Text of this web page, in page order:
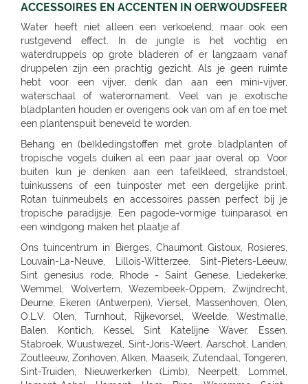
ACCESSOIRES EN ACCENTEN IN OERWOUDSFEER
Water heeft niet alleen een verkoelend, maar ook een
rustgevend effect. In de jungle is het vochtig en
waterdruppels op grote bladeren of er langzaam vanaf
druppelen zijn een prachtig gezicht. Als je geen ruimte
hebt voor een vijver, denk dan aan een mini-vijver,
waterschaal of waterornament. Veel van je exotische
bladplanten houden er overigens ook van om af en toe met
een plantenspuit beneveld te worden.
Behang en (be)kledingstoffen met grote bladplanten of
tropische vogels duiken al een paar jaar overal op. Voor
buiten kun je denken aan een tafelkleed, strandstoel,
tuinkussens of een tuinposter met een dergelijke print.
Rotan tuinmeubels en accessoires passen perfect bij je
tropische paradijsje. Een pagode-vormige tuinparasol en
een windgong maken het plaatje af.
Ons tuincentrum in Bierges, Chaumont Gistoux, Rosieres, Louvain-La-Neuve, Lillois-Witterzee, Sint-Pieters-Leeuw, Sint genesius rode, Rhode - Saint Genese, Liedekerke, Wemmel, Wolvertem, Wezembeek-Oppem, Zwijndrecht, Deurne, Ekeren (Antwerpen), Viersel, Massenhoven, Olen, O.L.V. Olen, Turnhout, Rijkevorsel, Weelde, Westmalle, Balen, Kontich, Kessel, Sint Katelijne Waver, Essen, Stabroek, Wuustwezel, Sint-Joris-Weert, Aarschot, Landen, Zoutleeuw, Zonhoven, Alken, Maaseik, Zutendaal, Tongeren, Sint-Truiden, Nieuwerkerken (Limb), Neerpelt, Lommel, Hamont-Achel, Hamont, Ham, Bree, Waremme, Saint-Georges-Sur-Meuse, Dalhem, Herbesthal (Lontzen), Butgenbach, Saint-Vith, Malmedy, Gembloux, Tamines, Naninne, Montignies Sur Sambre, Gozee, Beho Gouvy, Breuvanne, Aubange, Soignies, Carnieres, Chapelle-Lez-Herlaimont, Tournai, Barry (Tournai), Ath, Oostkamp, Sint-Andries, Sint-Andries Brugge, Gistel, Zwevegem, Wevelgem, Ruiselede, Ardooie, Lendelede, Dadizele, St Jan Ieper, Rekkem, Sint Niklaas, Beveren-Waas, Ninove, Meerbeke, BRAKEL, Zingem Huise, Deinze, Aalter, Lovendegem, Maldegem, Dresden - Gompitz, Dresden, SCHÖNFELD-WEIßIG, RADEBEUL, Radeberg, Ottendorf-Okrilla, MEISSEN, FREITAL, Bannewitz, PIRNA, KAMENZ, SENFTENBERG, LAUCHHAMMER, BAUTZEN, LÖBAU, EBERSBACH, ZITTAU, GÖRLITZ, Niesky, HOYERSWERDA, COTTBUS, SPREMBERG, FORST, LUBBENAU, Massen-Finsterwalde, Finsterwalde, LEIPZIG, Leipzig Plagwitz, LEIPZIG-ENGELSDORF, Erfurt-Schmira, MARKKLEEBERG, GRIMMA, DÖBELN, OSCHATZ, Bennewitz, TORGAU, HERZBERG, HALLE, HALLE-TROTHA, HALLE SILBERHÖHE, MERSEBURG, BERNBURG / SAALE, QUEDLINBURG, Naumburg, WEISSENFELS, GRAEFENHAINICHEN, Rosslau, LUTHERST. WITTENBERG, Jessen / Elster, SAALFELD, PÖßNECK, JENA, ZWICKAU, RODEWISCH, ZWONITZ, SCHWARZENBERG, GLAUCHAU, MEERANE, REICHENBACH, CHEMNITZ, RÖHRSDORF (CHEMNITZ), ANNABERG-BUCHHOLZ, MARIENBERG, FREIBERG, BERLIN-FRIEDRICHSHAIN, Berlin-Lichtenberg, Berlin, BERLIN-NEUKÖLLN, BERLIN-PANKOW, BERLIN-REINICKENDORF, Berlin-Dahlem, POTSDAM-BORNIM, POTSDAM, TELTOW, STAHNSDORF, DALLGOW-DÖBERITZ, RATHENOW, BRANDENBURG, Luckenwalde, FRANKFURT/ODER, SEELOW, STRAUSBERG, DAHLWITZ-HOPPEGARTEN, FUERSTENWALDE, WILDAU, Rangsdorf, EISENHUTTENSTADT, Schorfheide OT Finowfurt, BAD FREIENWALDE, SCHWEDT, BERNAU, BORGSDORF, Zehdenick, NEURUPPIN, NEUBRANDENBURG, Waren, Neustrelitz, Prenzlau, Pasewalk, Torgelow, GREIFSWALD, NEUENKIRCHEN, ROSTOCK-LUETTENKLEIN, ROSTOCK, BENTWISCH, Barth, SCHWERIN, Hagenow, Boizenburg, PARCHIM, Hamburg, HAMBURG-HARBURG, SEEVETAL (HITTFELD), BUCHHOLZ, Luneburg-Rettmer, Adendorf, WINSEN/LUHE, GEESTHACHT, GLINDE, BUXTEHUDE, STADE, OTTERNDORF, Gallin, BRAAK, HAMBURG-SASEL, NORDERSTEDT, SCHENEFELD, TANGSTEDT, LUBECK, Groß Grönau, Scharbeutz-Gronenberg, Eutin, MALENTE-KRUMMSEE, Neustadt/Holstein, Burg auf Fehmarn, BAD OLDESLOE, ALT-MOLLN, Ratzeburg, WISMAR, Gägelow, Hammoor, KIEL, GETTORF, HEIKENDORF, NEUMÜNSTER, HENSTEDT-ULZBURG, BORDESHOLM, NORTORF, HOHENWESTEDT, RENDSBURG, BÖKLUND, Handewitt, MEYN, ELMSHORN, UETERSEN, RELLINGEN, HALSTENBEK, Hasloh, HEIST, ITZEHOE, HEILIGENSTEDTEN, HEIDE, HUSUM, TONNING, GARDING, Niebüll, LECK, OLDENBURG, Bad Zwischenahn, Friesoythe, Wilhelmshaven, ESENS, HAGE, MARIENHAFE, AURICH, LEER, Rhauderfehn, SULLINGEN, Verden - Hönisch, KIRCHLINTELN-ARMSEN, Hoya, ROTENBURG, Scheeßel, ZEVEN, BREMERVÖRDE, CUXHAVEN, BREMERHAVEN, GEESTLAND LANGEN, OSTERHOLZ-SCHARMBECK, RITTERHUDE-IHLPOHL, Ritterhude-Platjenwerbe, Ganderkesee, Wildeshausen, DOETLINGEN, Bremen, Bremen-Vahr, BREMEN-BLUMENTHAL, STUHR, STUBE-SECKENHAUSEN, Stuhr-Varrel, Achim, Syke, Lilienthal, OTTERSBERG-POSTHAUSEN, CELLE, WITTINGEN, SALZWEDEL, LUCHOW, Dannenberg, UELZEN, BAD BEVENSEN, SOLTAU, Munster, Bomlitz, Hannover, GARBSEN, LAATZEN, BARSINGHAUSEN, WEDEMARK-BISSENDORF, Altwarmbüchen, Isernhagen-Kirchhorst, RONNENBERG, HEMMINGEN, Gehrden, ALFELD/LEINE, Alfeld, HILDESHEIM, SARSTEDT, PEINE, LEHRTE OT ARPKE, LEHRTE, Burgdorf, WUNSTDORF, NEUSTADT, NIENBURG/WESER, Uchte, LEESE, STADTHAGEN, BUCKEBURG, HAMELN, Springe, HESSICH OLDENDORF, HERFORD, BAD SALZUFLEN, BÜNDE, ESPELKAMP, MINDEN, PORTA WESTFALICA, LÖHNE, HÜLLHORST, LEMGO, DETMOLD, Paderborn, PADERBORN-SCHLOSS NEUHAUS, DELBRÜCK, GÜTERSLOH, RHEDA-WIEDENBRÜCK, BIELEFELD, Bielefeld-Gadderbaum, KASSEL, KASSEL-WALDAU, KASSEL-NORDHAUSEN, BAUNATAL, Hofgeismar, WARBURG, MARSBERG, Korbach, KNÜLLWALD-REMSFELD, Schwalmstadt-Treysa, MARBURG, Gladenbach, Kirchhain, Grünberg, GIEßEN, Buseck, BUTZBACH, WETZLAR, FULDA, BEBRA, BAD HERSFELD, GÖTTINGEN, Duderstadt, NORTHEIM, ESCHWEGE, OSTERODE, EINBECK, Holzminden, HÖXTER, BEVERUNGEN, BRAUNSCHWEIG-RÜNINGEN, WOLFENBÜTTEL, HELMSTEDT, Melsungen, WOLFSBURG, WOLFSBURG-HATTORF, GIFHORN, GOSLAR, SEESEN, WERNIGERODE, MAGDEBURG, ZERBST, BURG, Genthin, HALDENSLEBEN, Oschersleben, STENDAL, GARDELEGEN, Düsseldorf, DÜSSELDORF-BENRATH, Meerbusch-IIverich, MEERBUSCH, LANGENFELD, RATINGEN, MÖNCHENGLADBACH, KORSCHENBROICH, VIERSEN, ERKELENZ, Hückelhoven, VELBERT, SOLINGEN, REMSCHEID, Dortmund, CASTROP-RAUXEL, BOCHUM, MÜLHEIM, HATTINGEN, RECKLINGHAUSEN, MARL, BOTTROP, Bottrop, DORSTEN, BORKEN, BOCHOLT, Wesel, VOERDE, Duisburg - Wanheimerort, Duisburg-Kasslerfeld, Duisburg, DUISBURG, Moers-Schwafheim, KREFELD, WARENDORF, Dülmen, RHEINE, Billerbeck, GEORGSMARIENHÜTTE, BELM, MELLE, VECHTA, Vechta, Visbek, IBBENBÜREN, Ibbenbüren, LENGERICH, BRAMSCHE-ENGTER, CLOPPENBURG, MEPPEN, Haselünne, Wesseling, Köln, KÖLN (JUNKERSDORF), KOLN-DELLBRUCK, BERGISCH GLADBACH, RÖSRATH, GUMMERSBACH, JÜLICH, Bonn, MECKENHEIM, ALFTER-OEDEKOVEN, Alfter, RHEINBACH, Sinzig, KÖNIGSWINTER, ST.AUGUSTIN-BIRLINGHOVEN, Troisdorf, EUSKIRCHEN, MECHERNICH-KOMMERN, Zülpich-ülpenich, KALL, Wasserliesch, MAINZ-HECHTSHEIM, Alzey, Nieder-Olm, SIMMERN, Idar-Oberstein, Nastätten, MAYEN, NETHPHEN-DIES-TIEFENBACH, LENNESTADT, HAGEN, HAGEN-HASPE, SCHWERTE, WITTEN, LÜDENSCHEID, ISERLOHN, MENDEN, AHLEN, Luedingshausen, UNNA, Soest, ARNSBERG, FRANKFURT AM MAIN (KELBACH), FRANKFURT, FRANKFURT-SCHWANHEIM, BAD VILBEL, NIDDERAU, FRIEDBERG, USINGEN, BAD HOMBURG, FRIEDRICHSDORF, Oberursel, OFFENBACH, RODGAU, DREIEICH, RÖDERMARK, HANAU, BAD SODEN - SALMUNSTER, GLAUBURG, ASCHAFFENBURG, ALZENAU, MOMBRIS, Stockstadt, ELSENFELD, MILTENBERG, DARMSTADT, Pfungstadt, Groß Gerau, MORFELDEN-WALLDORF, BENSHEIM, HEPPENHEIM, DIEBURG, GROß UMSTADT, WIESBADEN-BIEBRICH, Wiesbaden, Ruesselsheim, IDSTEIN, DIEZ, Kelkheim, Frankfurt am Main, St. Ingbert, MERZIG-BALLERN, LANDSTUHL, Bad Duerkheim, GRÜNSTADT, KAISERSLAUTERN, MANNHEIM, HEIDELBERG, WIESLOCH, Weinheim, STUTTGART 40 (ZUFFENHAUSEN), STUTTGART (DEGERLOCH), FELLBACH, LEINFELDEN-ECHTERDING, SINDELFINGEN, HERRENBERG, LEONBERG, LEONBERG 1, Ditzingen, Weil der Stadt, RUTESHEIM, Winnenden, BACKNANG, Murrhardt, LUDWIGSBURG, VAIHINGEN-ENZ, MÖGLINGEN, TUBINGEN, Mössingen, NAGOLD, Altensteig, BALINGEN, HECHINGEN, SIGMARINGEN, METZINGEN, BAD URACH, REUTLINGEN, PFULLINGEN, GOEPPINGEN, KIRCHHEIM/TECK, KIRCHHEIM / TECK, GEISLINGEN, AALEN, ELLWANGEN, SCHWABISCH GMUEND, SCHWÄBISCH GMÜND, SCHORNDORF, ESSLINGEN, HEILBRONN, NECKARSULM, WEINSBERG, WIDDERN, BIETIGHEIM-BISSINGEN, BRACKENHEIM, LAUFFEN, HESSIGHEIM, Gaildorf, SCHWABISCH HALL, ÖHRINGEN, BUCHEN, Bad Rappenau, BRETTEN, PFORZHEIM, KARLSRUHE GRÖTZINGEN, SINZHEIM, BRUCHSAL, LANDAU, OFFENBURG, KEHL, Bühl, LAHR, SINGEN, HILZINGEN, KONSTANZ, INSEL MAINAU, ROTTWEIL, FREIBURG, BREISACH, Ehrenkirchen, EMMENDINGEN, RHEINFELDEN, SCHOPFHEIM, WEHR-BRENNET, BAD SÄCKINGEN, WALDSHUT-TIENGEN, Klettgau, Wutöschingen-Schwerzen, München, MUENCHEN, MÜNCHEN 60 (OBERMENZING), Muenchen-Daglfing, UNTERHACHING, GERMERING, BUCHENDORF-GAUTING, GAUTING, OLCHING-GEISELBULLACH, Planegg-Martinsried, FÜRSTENFELDBRUCK, STARNBERG, WEILHEIM, PENZBERG, PEISSENBERG, MURNAU, WOLFRATSHAUSEN, BRUCKMÜHL, RAUBLING-PFRAUNDORF, STEPHANSKIRCHEN, TRAUNSTEIN, TRAUNREUT, FREILASSING, PIDING, WASSERBURG, BAD TOLZ, MIESBACH, LANDSHUT, DINGOLFING, VILSBIBURG, ECHING/WEIXERAU, PFARRKIRCHEN, SIMBACH, Dorfen, WALDKRAIBURG, BURGHAUSEN, DACHAU, PFAFFENHOFEN, FREISING, Moosburg, ECHING, ERDING, HAAR, POING, PARSDORF, KIRCHSEEON, Brunnthal, UNTERFÖHRING, KRUMBACH, STADTBERGEN, MERING, AICHACH-ECKNACH, DOUNAUWORTH, NEUBURG, WERTINGEN, NÖRDLINGEN, BUCHLOE, SCHWABMÜNCHEN, Klosterlechfeld, LANDSBERG AM LECH, Dießen am Ammersee, SCHONGAU, KEMPTEN, IMMENSTADT, KAUFBEUREN, MARKTOBERDORF, FUSSEN, MAUERSTETTEN, MEMMINGEN, MINDELHEIM, FRIEDRICHSHAFEN, Lindau, RAVENSBURG, WANGEN, Wilhelmsdorf, Grünkraut, Leutkirch, BAD SAULGAU, BIBERACH, Pfullendorf, Überlingen, MARKDORF, LANGENAU-ALBECK, NEU-ULM, ILLERTISSEN, WEISSENHORN, GÜNZBURG, JETTINGEN-SCHEPPACH, DILLINGEN, EHINGEN, Munderkingen, NÜRNBERG, ECKENTAL, ROTHENBACH, SCHWARZENBRUCK, PUSCHENDORF, FÜRTH, ERLANGEN, SCHWABACH, Roth, GREDING, LAUF AN DER PEGNITZ, Hersbruck, HOHENSTADT/POMMELSB., PEGNITZ, FORCHHEIM, HOCHSTADT/AISCH, Hemhofen, BAD WINDSHEIM, DIESPECK, ANSBACH, ROTHENBURG, DINKELSBÜHL, NEUENDETTELSAU, GUNZENHAUSEN, WEISSENBURG, AMBERG, SULZBACH-ROSENBERG, NEUMARKT, SCHWANDORF, OBERFICHTACH, WEIDEN, PRESSATH, BURGLENGENFELD, Nittenau, POLLENRIED, ABENSBERG, CHAM, Willmering, PASSAU, WALDKIRCHEN, DEGGENDORF, GRAFENAU, SELB, NAILA, BINDLACH, MARKTREDWITZ, BAMBERG, Hirschaid, LICHTENFELS, KRONACH, COBURG, WÜRZBURG, UFFENHEIM, HAßFURT, BAD NEUSTADT, KARLSTADT, Frammersbach, Bad Mergentheim, MEININGEN, ERFURT, Rottendorf, Apolda, SÖMMERDA, SONDERSHAUSEN, NORDHAUSEN, EISENACH, Gotha-Schwabhausen, AMMERN BEI MÜHLHAUSEN, LLOFRIU (GIRONA), Harju maakond, BARENTIN, BOURG EN BRESSE, BELLEGARDE, ORNEX, PREVESSIN-MOENS, VIRIAT, ST GENIS POUILLY, LAON, FAYET, SAINT QUENTIN, SOISSONS, BLESMES, CHARMEIL, DOMERAT, GAP, MOUANS-SARTOUX, RUOMS, CHARLEVILLE MEZIERES - LA FRANCHEVILLE, CLIRON, Vivier-au-Court, PAMIERS, LE MERIOT, VILLECHETIF, ST PARRES AUX TERTRES, AUBAGNE, CABRIES, ST MITRE LES REMPARTS, GLOS, LOUVIGNY, EPRON, DEAUVILLE, ROTS, Aurillac, CHAMPNIERS, SOYAUX, SAINTES, PUILBOREAU CEDEX, DOMPIERRE SUR MER, Angoulins sur Mer, VIERZON, SAINT AMAND MONTROND, SAINT GERMAIN DU PUY, DIJON, CHENOVE, ASNIERES LES DIJON, QUETIGNY, TADEN, YFFINIAC, P